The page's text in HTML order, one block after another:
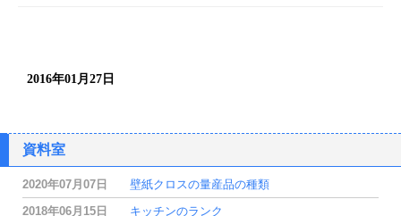
2016年01月27日
資料室
2020年07月07日
壁紙クロスの量産品の種類
2018年06月15日
キッチンのランク